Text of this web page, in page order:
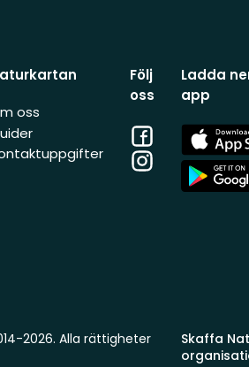
oss
Följ
oss
Facebook
Instagram
Ladda
app
App
Store
App
Store
Skaffa
2026. Alla rättigheter